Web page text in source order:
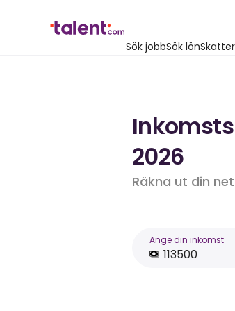
Sök jobbSök lön
2026
Räkna ut din
Ange din inkomst